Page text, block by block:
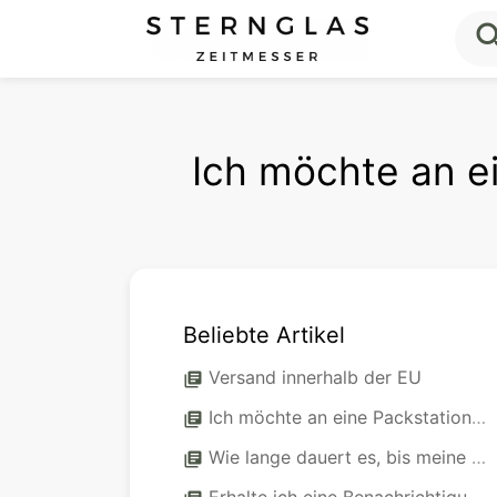
Ich möchte an
Beliebte Artikel
library_books Versand innerhalb der EU
library_books Ich möchte an eine Packstation liefern lassen. Was muss ich beachten?
library_books Wie lange dauert es, bis meine Bestellung geliefert wird?